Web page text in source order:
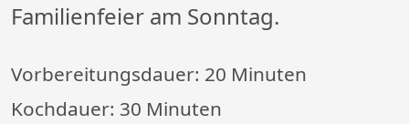
Familienfeier am Sonntag.
Vorbereitungsdauer: 20 Minuten
Kochdauer: 30 Minuten